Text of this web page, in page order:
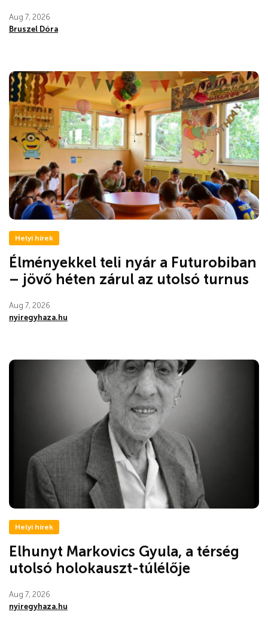
Aug 7, 2026
Bruszel Dóra
Helyi hírek
Élményekkel teli nyár a Futurobiban
– jövő héten zárul az utolsó turnus
Aug 7, 2026
nyiregyhaza.hu
Helyi hírek
Elhunyt Markovics Gyula, a térség
utolsó holokauszt-túlélője
Aug 7, 2026
nyiregyhaza.hu